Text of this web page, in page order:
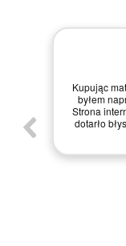
Kupując
byłem
Strona
dotarło